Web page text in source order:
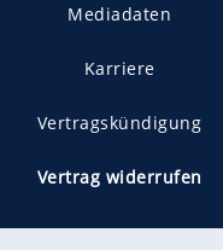
Mediadaten
Karriere
Vertragskündigung
Vertrag widerrufen